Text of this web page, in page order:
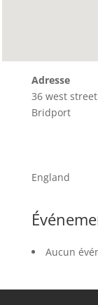
Adresse
36 west street
Bridport
England
Aucun